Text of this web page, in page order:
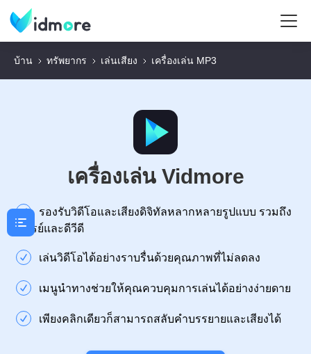
บ้าน ทรัพยากร เล่นเสียง เครื่องเล่น MP3
เครื่องเล่น Vidmore
รองรับวิดีโอและเสียงดิจิทัลหลากหลายรูปแบบ รวมถึง
บลูเรย์และดีวีดี
เล่นวิดีโอได้อย่างราบรื่นด้วยคุณภาพที่ไม่ลดลง
เมนูนำทางช่วยให้คุณควบคุมการเล่นได้อย่างง่ายดาย
เพียงคลิกเดียวก็สามารถสลับคำบรรยายและเสียงได้